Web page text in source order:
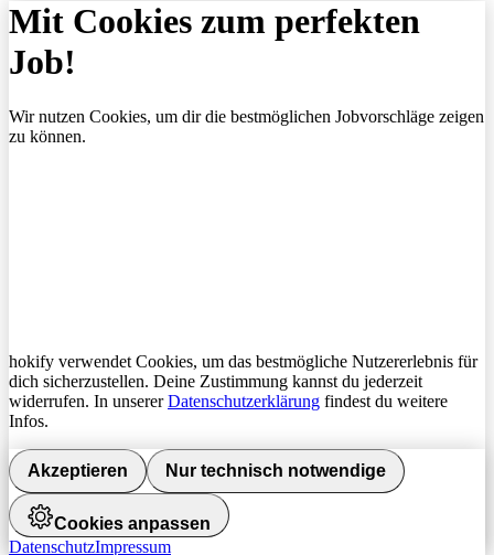
Mit Cookies zum perfekten
Job!
Wir nutzen Cookies, um dir die bestmöglichen Jobvorschläge zeigen
zu können.
hokify verwendet Cookies, um das bestmögliche Nutzererlebnis für
dich sicherzustellen. Deine Zustimmung kannst du jederzeit
widerrufen. In unsererDatenschutzerklärung findest du weitere
Infos.
Akzeptieren Nur technisch notwendige
Cookies anpassen
DatenschutzImpressum